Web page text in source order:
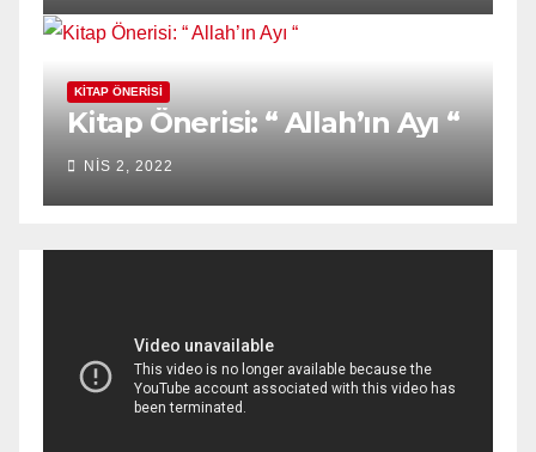
KITAP ÖNERISI
Kitap Önerisi: “ Allah’ın Ayı “
NIS 2, 2022